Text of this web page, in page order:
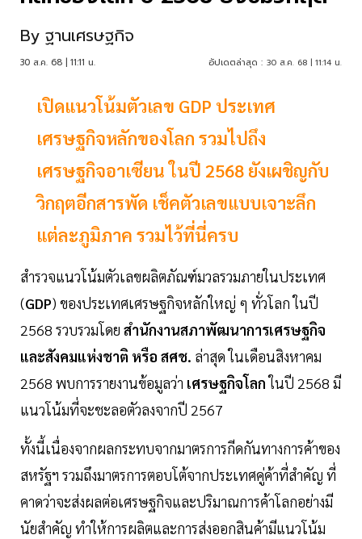
By ฐานเศรษฐกิจ
30 ส.ค. 68 | 11:11 น. อัปเดตล่าสุด : 30 ส.ค. 68 | 11:14 น.
เปิดแนวโน้มตัวเลข GDP ประเทศ
เศรษฐกิจหลักของโลก รวมไปถึง
เศรษฐกิจอาเซียน ในปี 2568 ยังเผชิญกับ
วิกฤตอีกสารพัด เช็คตัวเลขแบบเจาะลึก
แต่ละภูมิภาค รวมไว้ที่นี่ครบ
สำรวจแนวโน้มตัวเลขผลิตภัณฑ์มวลรวมภายในประเทศ
(GDP) ของประเทศเศรษฐกิจหลักใหญ่ ๆ ทั่วโลก ในปี
2568 รวบรวมโดย สำนักงานสภาพัฒนาการเศรษฐกิจ
และสังคมแห่งชาติ หรือ สศช. ล่าสุด ในเดือนสิงหาคม
2568 พบการรายงานข้อมูลว่า เศรษฐกิจโลกในปี 2568 มี
แนวโน้มที่จะชะลอตัวลงจากปี 2567
ทั้งนี้เนื่องจากผลกระทบจากมาตรการกีดกันทางการค้าของ
สหรัฐฯ รวมถึงมาตรการตอบโต้จากประเทศคู่ค้าที่สำคัญ ที่
คาดว่าจะส่งผลต่อเศรษฐกิจและปริมาณการค้าโลกอย่างมี
นัยสำคัญ ทำให้การผลิตและการส่งออกสินค้ามีแนวโน้ม